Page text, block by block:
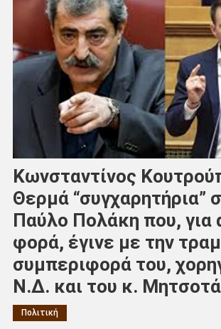
Κωνσταντίνος
Θερμά “συγχαρητήρια”
Παύλο Πολάκη που, για
φορά, έγινε με την
συμπεριφορά του,
Ν.Δ. και του κ.
Πολιτική